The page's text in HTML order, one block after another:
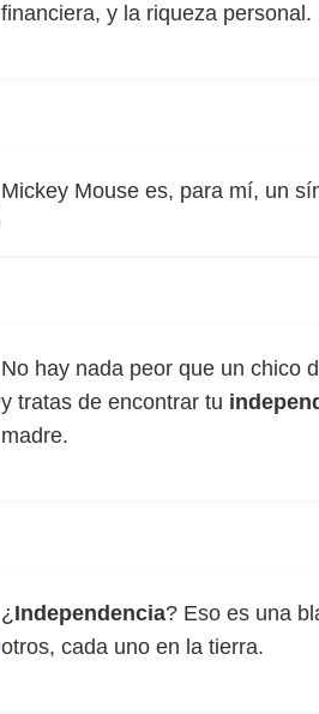
financiera, y la riqueza personal.
Mickey Mouse es, para mí, un
No hay nada peor que un chico
y tratas de encontrar tu
madre.
¿Independencia? Eso es una
otros, cada uno en la tierra.